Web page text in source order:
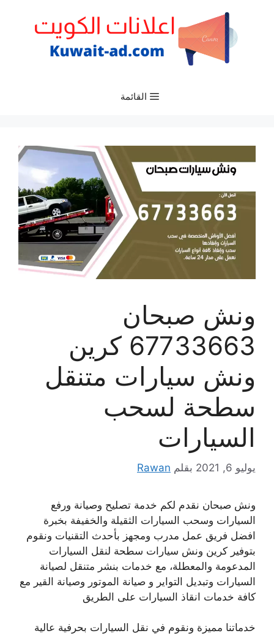
القائمة
ونش صبحان
67733663 كرين
ونش سيارات متنقل
سطحة لسحب
السيارات
يوليو 6, 2021 بقلم Rawan
ونش صبحان نقدم لكم خدمة تصليح وصيانة ورفع
السيارات وسحب السيارات الثقيلة والخفيفة بخبرة
افضل فريق عمل مدرب ومجهز بأحدث التقنيات ونقوم
بتوفير كرين ونش سيارات سطحة لنقل السيارات
المدعومة والمعطلة، مع خدمات بنشر متنقل لصيانة
السيارات وتبديل التواير و صيانة الموتور وصيانة القير مع
كافة خدمات انقاذ السيارات على الطريق
خدماتنا مميزة ونقوم في نقل السيارات بحرفية عالية